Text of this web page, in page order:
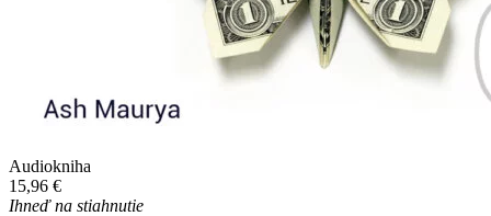
Audiokniha
15,96 €
Ihneď na stiahnutie